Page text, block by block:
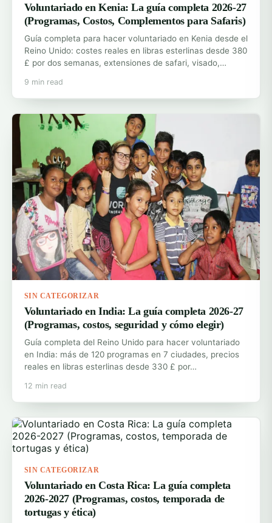
Voluntariado en Kenia: La guía completa 2026-27
(Programas, Costos, Complementos para Safaris)
Guía completa para hacer voluntariado en Kenia desde el
Reino Unido: costes reales en libras esterlinas desde 380
£ por dos semanas, extensiones de safari, visado,…
9 min read
SIN CATEGORIZAR
Voluntariado en India: La guía completa 2026-27
(Programas, costos, seguridad y cómo elegir)
Guía completa del Reino Unido para hacer voluntariado
en India: más de 120 programas en 7 ciudades, precios
reales en libras esterlinas desde 330 £ por…
12 min read
SIN CATEGORIZAR
Voluntariado en Costa Rica: La guía completa
2026-2027 (Programas, costos, temporada de
tortugas y ética)